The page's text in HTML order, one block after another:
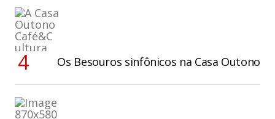
Os Besouros sinfônicos na Casa Outono